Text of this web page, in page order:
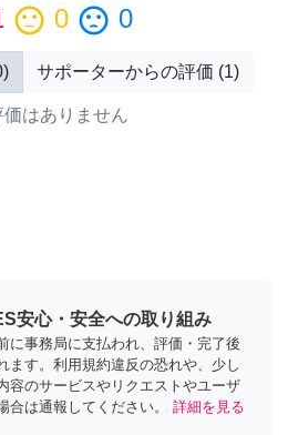
sentiment_neutral 0 sentiment_dissatisfied 0
) サポーターからの評価 (1)
価はありません
安心・安全への取り組み
に事務局に支払われ、評価・完了後
ます。利用規約違反の恐れや、少し
容のサービスやリクエストやユーザ
合は通報してください。
詳細を見る